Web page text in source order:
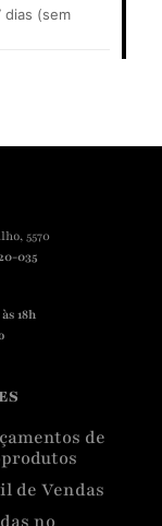
dias (sem
5570
035
18h
de
de Vendas